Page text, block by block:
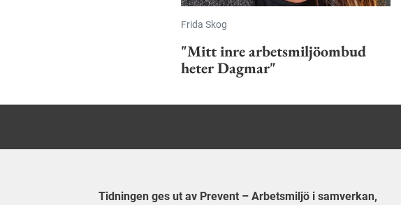
Frida Skog
"Mitt inre arbetsmiljöombud
heter Dagmar"
Tidningen ges ut av Prevent – Arbetsmiljö i samverkan,